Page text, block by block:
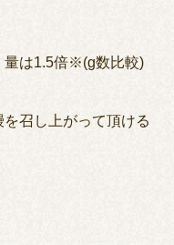
量は1.5倍※(g数比較)
召し上がって頂ける